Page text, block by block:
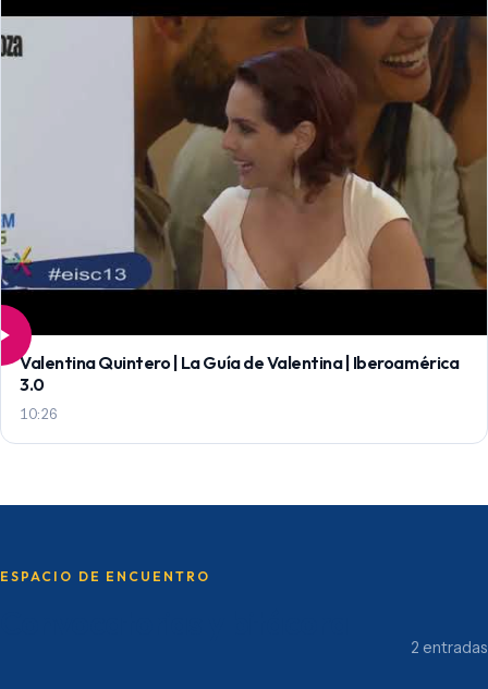
Valentina Quintero | La Guía de Valentina | Iberoamérica
3.0
10:26
ESPACIO DE ENCUENTRO
2 entradas